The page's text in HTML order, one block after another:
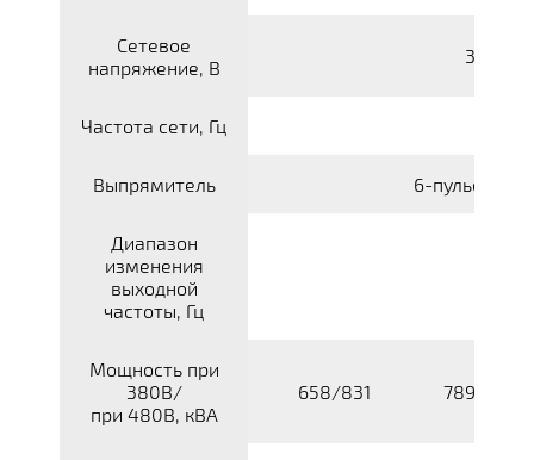
Сетевое
напряжение, В
380В-
Частота сети, Гц
Выпрямитель 6-пульсный
Диапазон
изменения
выходной
частоты, Гц
Мощность при
380В/
при 480В, кВА
658/831 789/997